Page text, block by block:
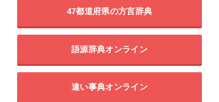
47都道府県の方言辞典
語源辞典オンライン
違い事典オンライン